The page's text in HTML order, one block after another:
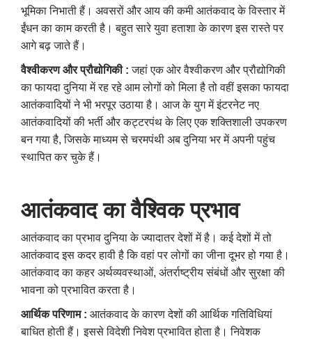
भूमिका निभाती हैं। अवसरों और आय की कमी आतंकवाद के विस्तार में
ईंधन का काम करती है। बहुत सारे युवा हताशा के कारण इस रास्ते पर
आगे बढ़ जाते हैं।
वैश्वीकरण और प्रौद्योगिकी : जहां एक ओर वैश्वीकरण और प्रौद्योगिकी
का फायदा दुनिया में रह रहे आम लोगों को मिला है तो वहीं इसका फायदा
आतंकवादियों ने भी भरपूर उठाया है। आज के युग में इंटरनेट नए
आतंकवादियों की भर्ती और कट्टरपंथ के लिए एक शक्तिशाली उपकरण
बन गया है, जिसके माध्यम से चरमपंथी अब दुनिया भर में अपनी पहुंच
स्थापित कर चुके हैं।
आतंकवाद का वैश्विक प्रभाव
आतंकवाद का प्रभाव दुनिया के ज्यादातर देशों में है। कई देशों में तो
आतंकवाद इस कदर हावी है कि वहां पर लोगों का जीना दूभर हो गया है।
आतंकवाद का कहर अर्थव्यवस्थाओं, अंतर्राष्ट्रीय संबंधों और सुरक्षा की
भावना को प्रभावित करता है।
आर्थिक परिणाम : आतंकवाद के कारण देशों की आर्थिक गतिविधियां
बाधित होती हैं। इससे विदेशी निवेश प्रभावित होता है। निवेशक